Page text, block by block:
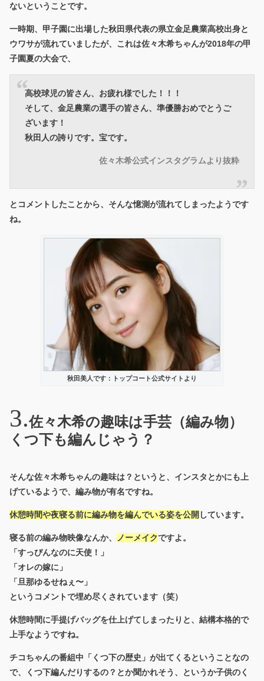
ないということです。
一時期、甲子園に出場した秋田県代表の県立金足農業高校出身と
ウワサが流れていましたが、これは佐々木希ちゃんが2018年の甲
子園夏の大会で、
高校球児の皆さん、お疲れ様でした！！！
そして、金足農業の選手の皆さん、準優勝おめでとうご
ざいます！
秋田人の誇りです。宝です。
佐々木希公式インスタグラムより抜粋
とコメントしたことから、そんな憶測が流れてしまったようです
ね。
秋田美人です：トップコート公式サイトより
佐々木希の趣味は手芸（編み物）
くつ下も編んじゃう？
そんな佐々木希ちゃんの趣味は？というと、インスタとかにも上
げているようで、編み物が有名ですね。
休憩時間や夜寝る前に編み物を編んでいる姿を公開 しています。
寝る前の編み物映像なんか、 ノーメイクですよ。
「すっぴんなのに天使！」
「オレの嫁に」
「旦那ゆるせねぇ〜」
というコメントで埋め尽くされています（笑）
休憩時間に手提げバッグを仕上げてしまったりと、結構本格的で
上手なようですね。
チコちゃんの番組中「くつ下の歴史」が出てくるということなの
で、くつ下編んだりするの？とか聞かれそう、というか子供のく